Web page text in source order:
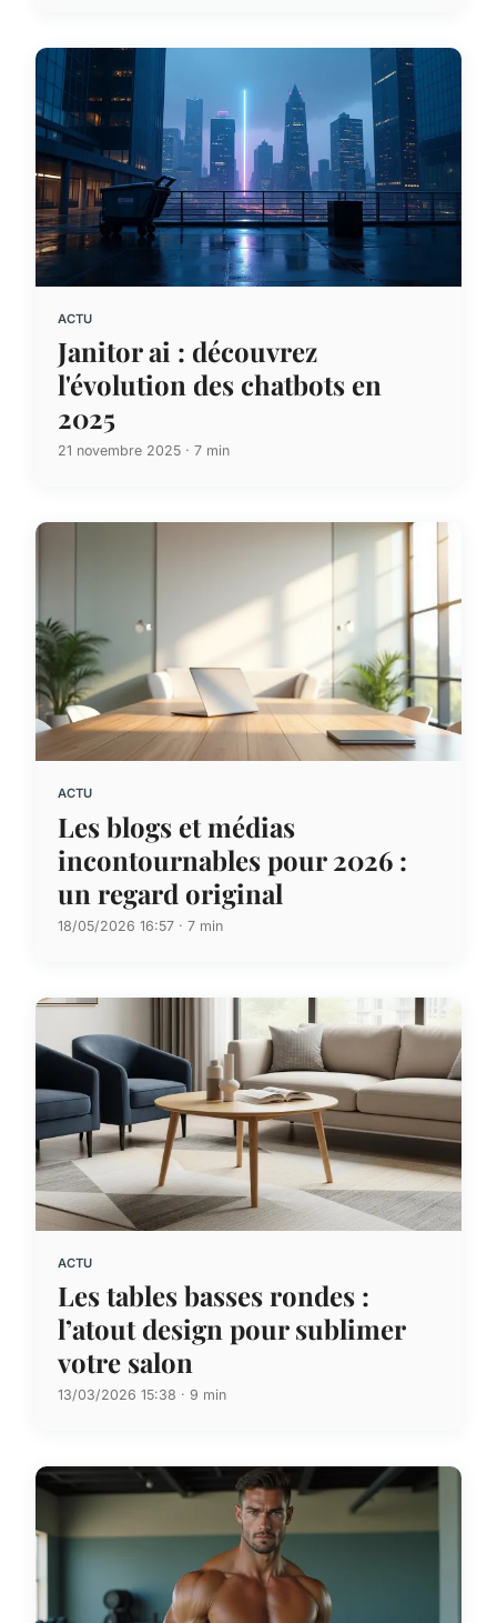
ACTU
Janitor ai : découvrez
l'évolution des chatbots en
2025
21 novembre 2025 · 7 min
ACTU
Les blogs et médias
incontournables pour 2026 :
un regard original
18/05/2026 16:57 · 7 min
ACTU
Les tables basses rondes :
l’atout design pour sublimer
votre salon
13/03/2026 15:38 · 9 min